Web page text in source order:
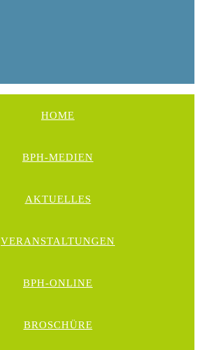
HOME
BPH-MEDIEN
AKTUELLES
VERANSTALTUNGEN
BPH-ONLINE
BROSCHÜRE